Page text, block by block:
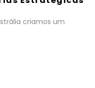
criamos um